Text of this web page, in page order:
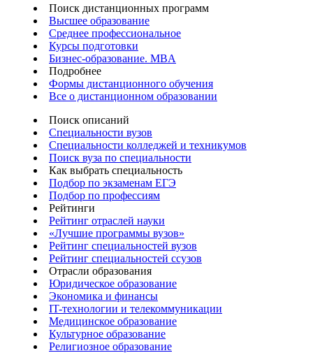
Поиск дистанционных программ
Высшее образование
Среднее профессиональное
Курсы подготовки
Бизнес-образование. MBA
Подробнее
Формы дистанционного обучения
Все о дистанционном образовании
Поиск описаний
Специальности вузов
Специальности колледжей и техникумов
Поиск вуза по специальности
Как выбрать специальность
Подбор по экзаменам ЕГЭ
Подбор по профессиям
Рейтинги
Рейтинг отраслей науки
«Лучшие программы вузов»
Рейтинг специальностей вузов
Рейтинг специальностей ссузов
Отрасли образования
Юридическое образование
Экономика и финансы
IT-технологии и телекоммуникации
Медицинское образование
Культурное образование
Религиозное образование